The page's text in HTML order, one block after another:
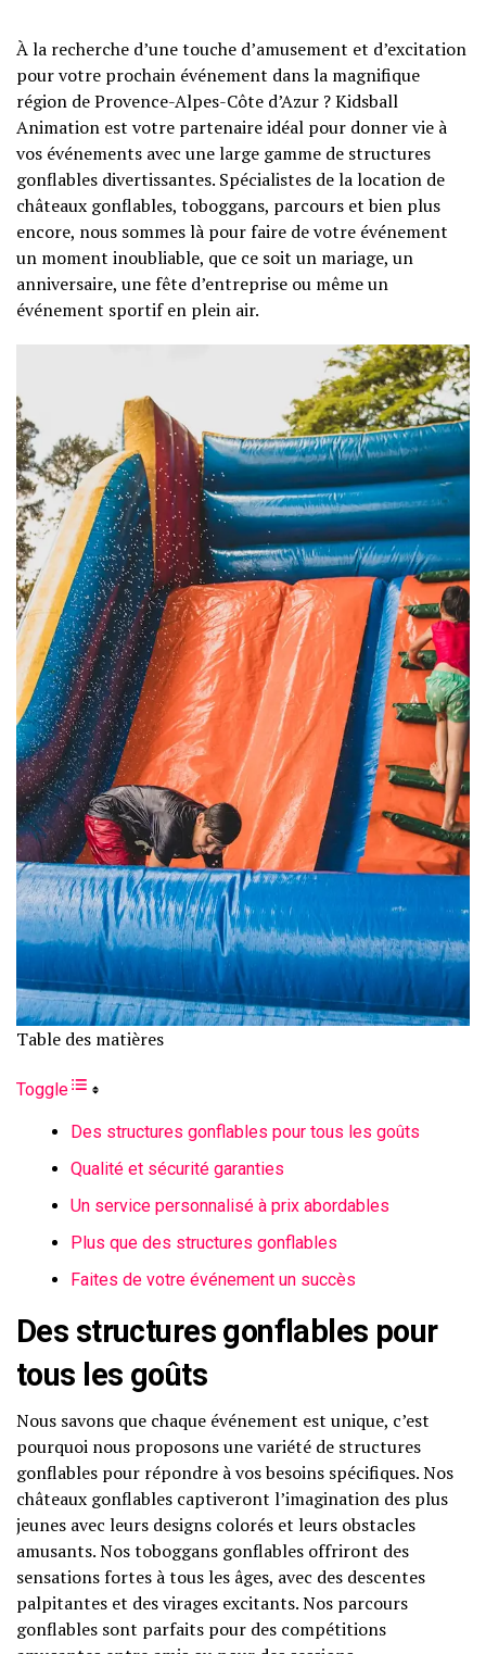
À la recherche d’une touche d’amusement et d’excitation
pour votre prochain événement dans la magnifique
région de Provence-Alpes-Côte d’Azur ? Kidsball
Animation est votre partenaire idéal pour donner vie à
vos événements avec une large gamme de structures
gonflables divertissantes. Spécialistes de la location de
châteaux gonflables, toboggans, parcours et bien plus
encore, nous sommes là pour faire de votre événement
un moment inoubliable, que ce soit un mariage, un
anniversaire, une fête d’entreprise ou même un
événement sportif en plein air.
Table des matières
Toggle
Des structures gonflables pour tous les goûts
Qualité et sécurité garanties
Un service personnalisé à prix abordables
Plus que des structures gonflables
Faites de votre événement un succès
Des structures gonflables pour
tous les goûts
Nous savons que chaque événement est unique, c’est
pourquoi nous proposons une variété de structures
gonflables pour répondre à vos besoins spécifiques. Nos
châteaux gonflables captiveront l’imagination des plus
jeunes avec leurs designs colorés et leurs obstacles
amusants. Nos toboggans gonflables offriront des
sensations fortes à tous les âges, avec des descentes
palpitantes et des virages excitants. Nos parcours
gonflables sont parfaits pour des compétitions